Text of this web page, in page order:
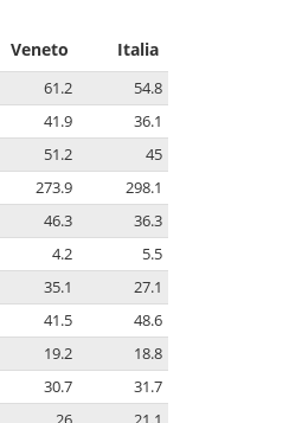
Veneto Italia
61.2
54.8
41.9
36.1
51.2
45
273.9
298.1
46.3
36.3
4.2
5.5
35.1
27.1
41.5
48.6
19.2
18.8
30.7
31.7